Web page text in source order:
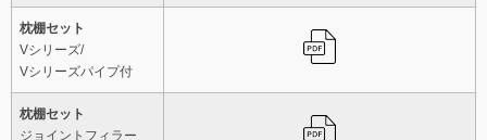
枕棚セット
Vシリーズ/
Vシリーズパイプ付
枕棚セット
ジョイントフィラー